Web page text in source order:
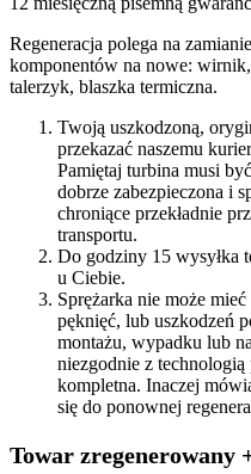
Regeneracja polega na
komponentów na nowe:
talerzyk, blaszka termiczna.
Twoją uszkodzoną,
przekazać naszemu
Pamiętaj turbina musi
dobrze zabezpieczona i
chroniące przekładnie
transportu.
Do godziny 15 wysyłka
u Ciebie.
Sprężarka nie może
pęknięć, lub uszkodzeń
montażu, wypadku lub
niezgodnie z
kompletna. Inaczej
się do ponownej
Towar zregenerowany